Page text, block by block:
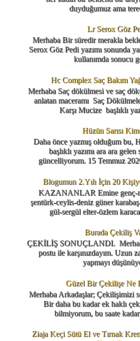
duyduğumuz ama
Lr Serox Göz
Merhaba Bir süredir merakla
Serox Göz Pedi yazımı sonunda
kullanımda sonucu
Hc Complex Saç Bakım
Merhaba Saç dökülmesi ve saç
anlatan maceramı Saç
Karşı Mucize başlıklı
Hüzün Sarısı
Daha önce yazmış olduğum bu,
başlıklı yazımı ara ara
güncelliyorum. 15 Temmuz
Blogumun 2.Yılı İçin 20
KAZANANLAR Emine genç-
şentürk-ceylis-deniz güner
gül-sergül elter-özlem
Burada Çekiliş
ÇEKİLİŞ SONUÇLANDI.
postu ile karşınızdayım. Uzun
yapmayı
Güzel Bir Çekilişe Ne
Merhaba Arkadaşlar; Çekilişimizi
Bir daha bu kadar ek haklı
bilmiyorum, bu saate kadar
Ziaja Keçi Sütü El ve Tırnak